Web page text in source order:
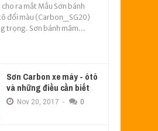
ra mắt Mẫu Sơn bánh
đổi màu (Carbon_SG20)
trọng. Sơn bánh mâm...
Sơn Carbon xe máy - ôtô
và những điều cần biết
Nov 20, 2017 - 0